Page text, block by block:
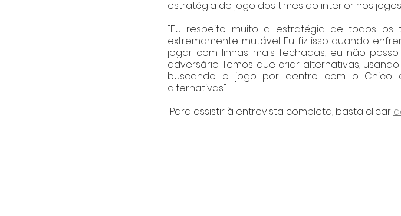
estratégia de jogo dos times do interior nos
"Eu respeito muito a estratégia de todos
extremamente mutável. Eu fiz isso quando
jogar com linhas mais fechadas, eu não
adversário. Temos que criar alternativas,
buscando o jogo por dentro com o Chico
alternativas".
Para assistir à entrevista completa, basta clicar